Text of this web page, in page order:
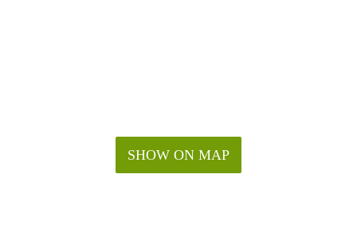
SHOW ON MAP